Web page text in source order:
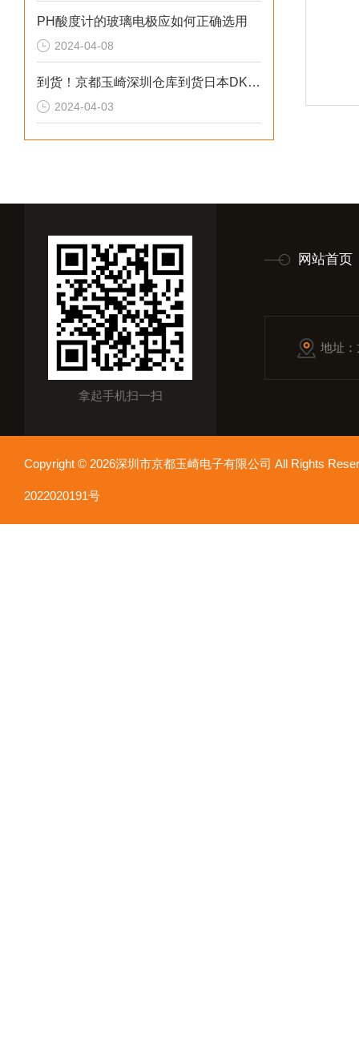
PH酸度计的玻璃电极应如何正确选用
2024-04-08
到货！京都玉崎深圳仓库到货日本DKK电极GSS-314BI
2024-04-03
拿起手机扫一扫
网站首页
地址
Copyright © 2026深圳市京都玉崎电子有限公司 All Rights
2022020191号